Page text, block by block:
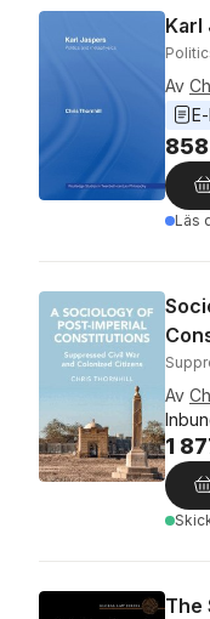
Karl
Av
Läs
Av
1
The